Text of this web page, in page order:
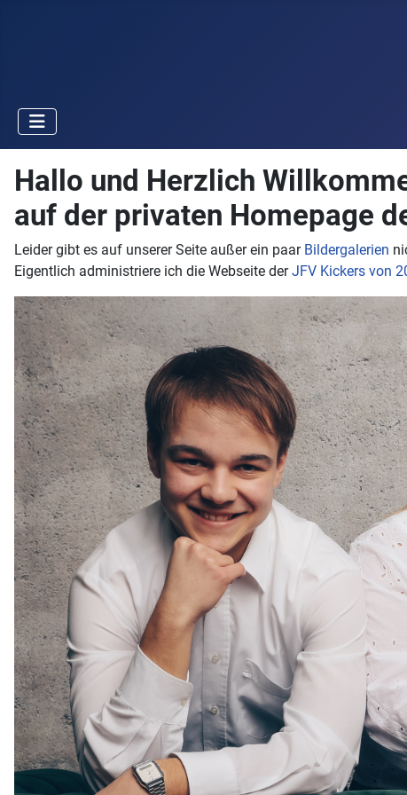
Hallo und Herzlich
auf der privaten Homepage
Leider gibt es auf unserer Seite außer ein paar Bildergalerien
Eigentlich administriere ich die Webseite derJFV Kickers von